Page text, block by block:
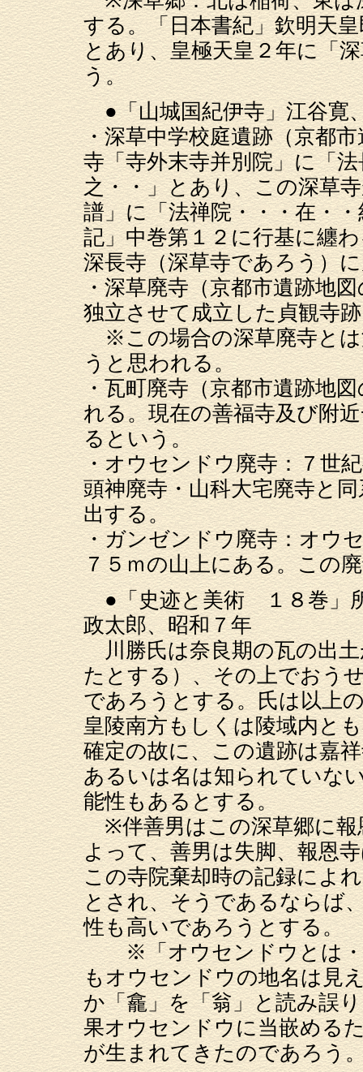
する。「日本書紀」欽明天
とあり、皇極天皇２年に「
う。
●「山城国紀伊寺」江谷寛
・深草中学校庭遺跡（京都
寺「寺外末寺并別院」に「
之・・」とあり、この深草
譜」に「法禅院・・・在・
記」中巻第１２に行基に纏
深長寺（深草寺であろう）
・深草廃寺（京都市遺跡地
独立させて成立した貞観寺
※この場合の深草廃寺とは
うと思われる。
・瓦町廃寺（京都市遺跡地
れる。現在の善福寺及び附
るという。
・オウセンドウ廃寺：７世
頭神廃寺・山科大宅廃寺と
出する。
・ガンゼンドウ廃寺：オウ
７５ｍの山上にある。この
●「史迹と美術 １８巻」所
政太郎、昭和７年
川勝氏は奈良期の瓦の出土
たとする）、その上でおう
であろうとする。氏は以上
皇陵南方もしくは陵域内と
確定の故に、この遺跡は嘉
あるいは名は知られていな
能性もあるとする。
※伴善男はこの深草郷に報
よって、善男は失脚、報恩
この寺院棄却時の記録によ
とされ、そうであるならば
性も高いであろうとする。
※「オウセンドウとは・・
もオウセンドウの地名は見
か「龕」を「翁」と読み誤
果オウセンドウに当嵌める
が生まれてきたのであろう